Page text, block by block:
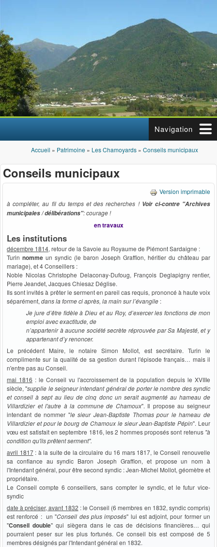
Navigation
Vous êtes ici
Accueil » Patrimoine » Les Chamoyards » Conseils municipaux
Conseils municipaux
Version imprimable
à compléter, au fil du temps et des recherches ! Voir ci-contre "Archives
municipales / délibérations": courage !
en travaux
Les institutions
décembre 1814, retour de la Savoie au Royaume de Piémont Sardaigne :
Turin nomme un syndic (le baron Joseph Graffion, héritier du château par
mariage), et 4 Conseillers :
Noble Nicolas Christophe Delaconay-Dufoug, François Deglapigny rentier,
Pierre Jeandet, Jacques Chiesaz Déglise.
Ils sont invités à prêter le serment en pareil cas requis, prononcé à haute voix
séparément, dans la forme ci après, la main sur l’évangile :
Je jure d’être fidèle à Dieu et au Roy, d’exercer les fonctions de mon
emploi avec exactitude, de
n’appartenir à aucune société secrète réprouvée par Sa Majesté, et y
appartenant d’y renoncer.
Le précédent Maire, le notaire Simon Mollot, est secrétaire. Turin le
complimente sur la qualité de sa gestion durant l'épisode français… mais il
n'entre pas au Conseil.
mai 1816 : le Conseil vu l'accroissement de la population depuis le XVIIIe
siècle, "supplie le seigneur intendant général de porter le nombre des syndic
et conseil à sept au lieu de cinq donc un serait augmenté au hameau de
Villardizier et l'autre à la commune de Chamoux". Il propose au seigneur
intendant de nommer "le sieur Jean-Baptiste Thomas pour le hameau de
Villardizier et pour le bourg de Chamoux le sieur Jean-Baptiste Pépin". Leur
vœu est satisfait en septembre 1816, les 2 hommes proposés sont retenus "à
condition qu'ils prêtent serment".
avril 1817: à la suite de la circulaire du 16 mars 1817, le Conseil renouvelle
sa confiance au syndic Baron Joseph Graffion, et propose un nom à
l'Intendant général, pour être second syndic : Jean-Michel Mollot, géomètre et
propriétaire.
Le Conseil compte 6 conseillers, sans compter le syndic, et le futur vice-
syndic
date à préciser, avant 1832 : le Conseil (6 membres en 1832, syndic compris)
est renforcé : un "Conseil des plus imposés" lui est adjoint, pour former un
"Conseil double" qui siègera dans le cas de décisions financières… qui
pourraient peser sur les plus fortunés. Ce conseil bis est composé de 5
membres désignés par l'Intendant général en 1832.